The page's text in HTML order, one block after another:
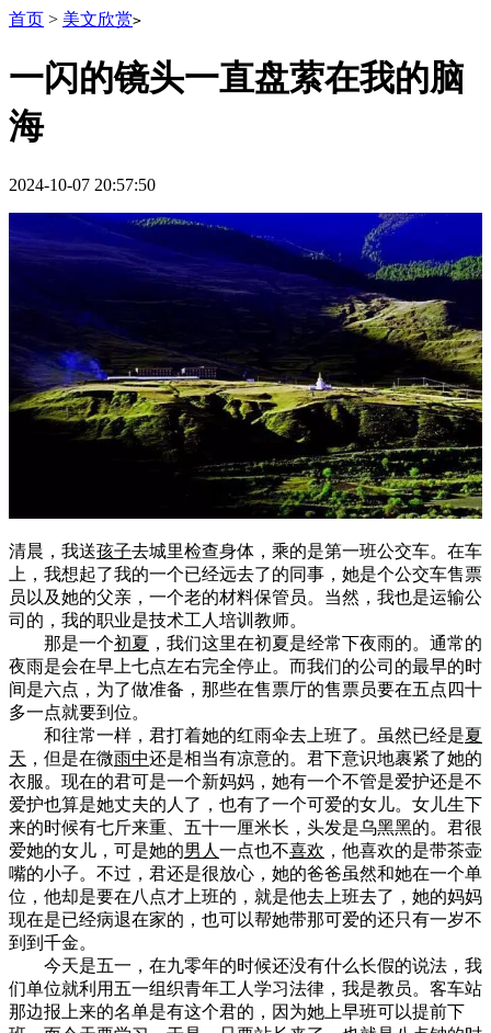
首页 > 美文欣赏>
一闪的镜头一直盘萦在我的脑
海
2024-10-07 20:57:50
清晨，我送孩子去城里检查身体，乘的是第一班公交车。在车
上，我想起了我的一个已经远去了的同事，她是个公交车售票
员以及她的父亲，一个老的材料保管员。当然，我也是运输公
司的，我的职业是技术工人培训教师。
那是一个初夏 ，我们这里在初夏是经常下夜雨的。通常的
夜雨是会在早上七点左右完全停止。而我们的公司的最早的时
间是六点，为了做准备，那些在售票厅的售票员要在五点四十
多一点就要到位。
和往常一样，君打着她的红雨伞去上班了。虽然已经是夏
天 ，但是在微雨中还是相当有凉意的。君下意识地裹紧了她的
衣服。现在的君可是一个新妈妈，她有一个不管是爱护还是不
爱护也算是她丈夫的人了，也有了一个可爱的女儿。女儿生下
来的时候有七斤来重、五十一厘米长，头发是乌黑黑的。君很
爱她的女儿，可是她的男人 一点也不喜欢 ，他喜欢的是带茶壶
嘴的小子。不过，君还是很放心，她的爸爸虽然和她在一个单
位，他却是要在八点才上班的，就是他去上班去了，她的妈妈
现在是已经病退在家的，也可以帮她带那可爱的还只有一岁不
到到千金。
今天是五一，在九零年的时候还没有什么长假的说法，我
们单位就利用五一组织青年工人学习法律，我是教员。客车站
那边报上来的名单是有这个君的，因为她上早班可以提前下